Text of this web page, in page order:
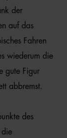
der
auf das
Fahren
wiederum die
gute Figur
abbremst.
des
die